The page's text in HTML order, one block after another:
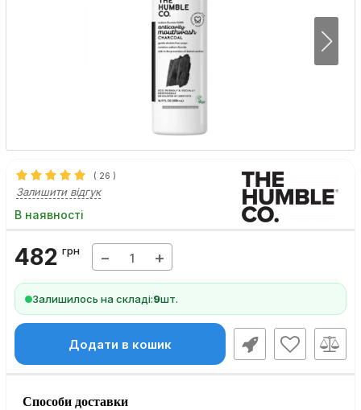
( 26 )
Залишити відгук
В наявності
482 грн − +
Залишилось на складі:9шт.
Додати в кошик
Способи доставки